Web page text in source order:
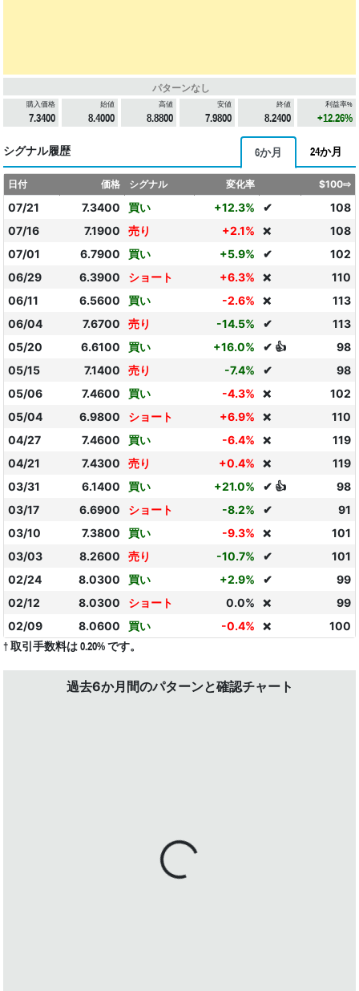
パターンなし
購入価格
7.3400
始値
8.4000
高値
8.8800
安値
7.9800
終値
8.2400
利益率%
+12.26%
シグナル履歴 6か月 24か月
日付 価格 シグナル 変化率 $100⇨
07/21 7.3400 買い +12.3% ✔
108
07/16
7.1900 売り +2.1% ❌
108
07/01
6.7900 買い +5.9% ✔
102
06/29
6.3900 ショート +6.3% ❌
110
06/11
6.5600 買い -2.6% ❌
113
06/04
7.6700 売り -14.5% ✔
113
05/20
6.6100 買い +16.0% ✔ 👍
98
05/15
7.1400 売り -7.4% ✔
98
05/06
7.4600 買い -4.3% ❌
102
05/04
6.9800 ショート +6.9% ❌
110
04/27
7.4600 買い -6.4% ❌
119
04/21
7.4300 売り +0.4% ❌
119
03/31
6.1400 買い +21.0% ✔ 👍
98
03/17
6.6900 ショート -8.2% ✔
91
03/10
7.3800 買い -9.3% ❌
101
03/03
8.2600 売り -10.7% ✔
101
02/24
8.0300 買い +2.9% ✔
99
02/12
8.0300 ショート 0.0% ❌
99
02/09
8.0600 買い -0.4% ❌ 100
† 取引手数料は 0.20% です。
過去6か月間のパターンと確認チャート